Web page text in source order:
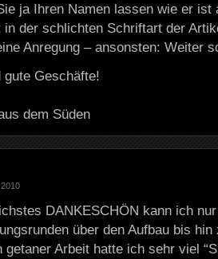
ja Ihren Namen lassen wie er ist
in der schlichten Schriftart der
Anregung – ansonsten: Weiter
Geschäfte!
dem Süden
DANKESCHÖN kann ich
über den Aufbau bis hin
getaner Arbeit hatte ich sehr viel